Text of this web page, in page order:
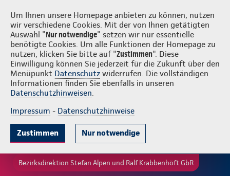
Um Ihnen unsere Homepage anbieten zu können, nutzen
wir verschiedene Cookies. Mit der von Ihnen getätigten
Auswahl "Nur notwendige" setzen wir nur essentielle
benötigte Cookies. Um alle Funktionen der Homepage zu
nutzen, klicken Sie bitte auf "Zustimmen". Diese
Einwilligung können Sie jederzeit für die Zukunft über den
Menüpunkt Datenschutz widerrufen. Die vollständigen
Informationen finden Sie ebenfalls in unseren
Datenschutzhinweisen.
Impressum - Datenschutzhinweise
Zustimmen Nur notwendige
Stefan Alpen und Ralf Krabbenhöft GbR Login
Bezirksdirektion Stefan Alpen und Ralf Krabbenhöft GbR